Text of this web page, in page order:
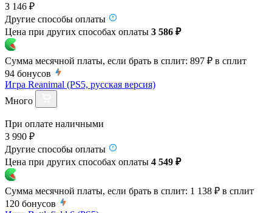
3 146 ₽
Другие способы оплаты
Цена при других способах оплаты 3 586 ₽
Сумма месячной платы, если брать в сплит: 897 ₽ в сплит
94 бонусов
Игра Reanimal (PS5, русская версия)
Много
При оплате наличными
3 990 ₽
Другие способы оплаты
Цена при других способах оплаты 4 549 ₽
Сумма месячной платы, если брать в сплит: 1 138 ₽ в сплит
120 бонусов